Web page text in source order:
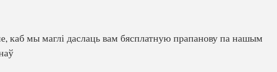
каб мы маглі даслаць вам бясплатную прапанову па нашым